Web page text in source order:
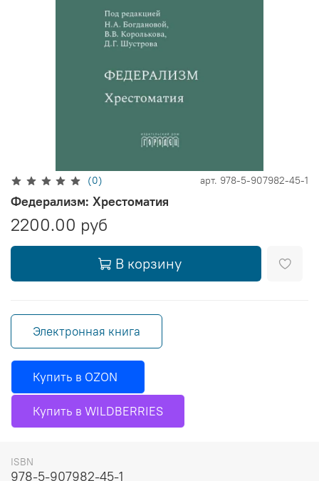
(0) арт. 978-5-907982-45-1
Федерализм: Хрестоматия
2200.00 руб
В корзину
Электронная книга
Купить в OZON
Купить в WILDBERRIES
ISBN
978-5-907982-45-1